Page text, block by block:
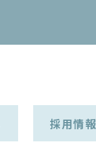
採用情報